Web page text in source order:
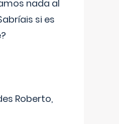
nada al
si es
Roberto,